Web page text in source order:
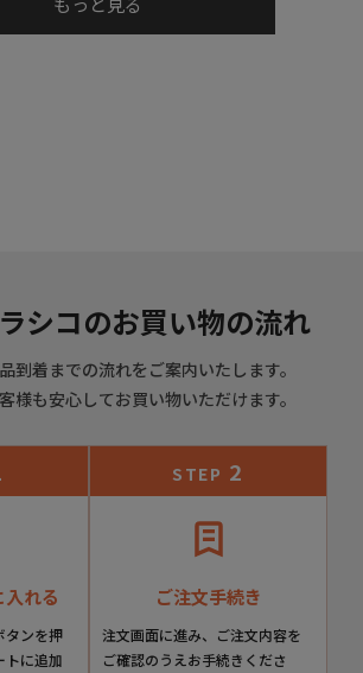
ナチュラルスムース
レクトウレタンソール
モニターの状況、撮影時の状況により、
色合いが多少異なる場合がございます。
が多少破損したもの、汚れのあるものが
い。
さな穴等がある場合がございます。こち
営に伴う ご注意点
シコのお買い物の流れ
到着までの流れをご案内いたします。
様も安心してお買い物いただけます。
れる
タンを押
トに追加
STEP 2
ご注文手続き
注文画面に進み、ご注文内容を
ご確認のうえお手続きくださ